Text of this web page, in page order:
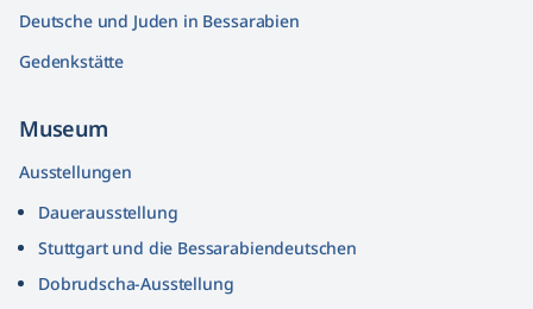
Deutsche und Juden in Bessarabien
Gedenkstätte
Museum
Ausstellungen
Dauerausstellung
Stuttgart und die Bessarabiendeutschen
Dobrudscha­-Ausstellung